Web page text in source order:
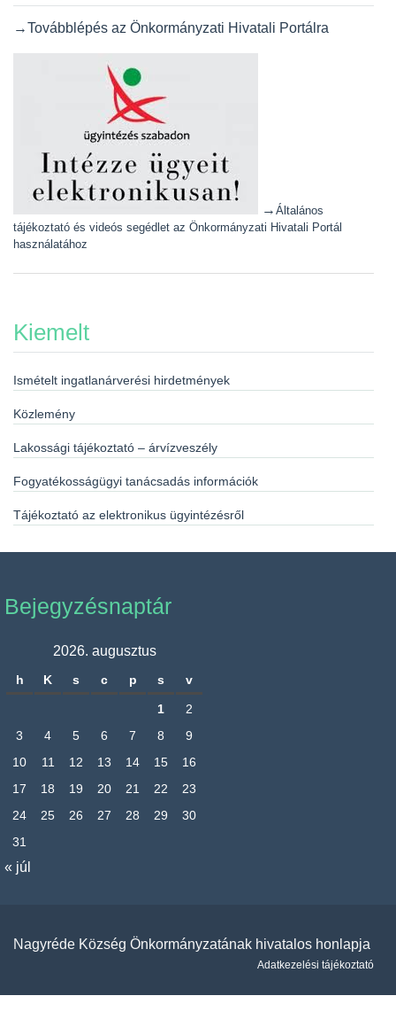
→Továbblépés az Önkormányzati Hivatali Portálra
→ Általános
tájékoztató és videós segédlet az Önkormányzati Hivatali Portál
használatához
Kiemelt
Ismételt ingatlanárverési hirdetmények
Közlemény
Lakossági tájékoztató – árvízveszély
Fogyatékosságügyi tanácsadás információk
Tájékoztató az elektronikus ügyintézésről
Bejegyzésnaptár
2026. augusztus
h K s c p s v
1
2
3
4 5 6 7 8
9
10
11 12 13 14 15
16
17
18 19 20 21 22
23
24
25 26 27 28 29
30
31
« júl
Nagyréde Község Önkormányzatának hivatalos honlapja
Adatkezelési tájékoztató